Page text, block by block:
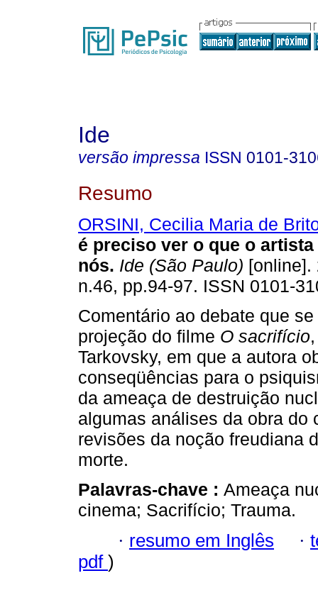
Ide
versão impressa ISSN 0101-
Resumo
ORSINI, Cecilia Maria de
é preciso ver o que o
nós. Ide (São Paulo) [online].
n.46, pp.94-97. ISSN 0101-
Comentário ao debate que
projeção do filme O sacrifício
Tarkovsky, em que a autora
conseqüências para o
da ameaça de destruição
algumas análises da obra do
revisões da noção freudiana
morte.
Palavras-chave : Ameaça
cinema; Sacrifício; Trauma.
· resumo em Inglês ·
pdf )